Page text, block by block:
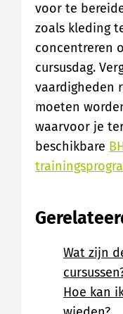
voor te
zoals kleding
concentreren
cursusdag.
vaardigheden
moeten
waarvoor je
beschikbare
Wat zijn
Hoe kan